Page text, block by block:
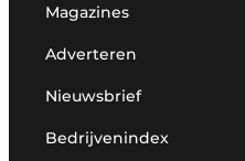
Magazines
Adverteren
Nieuwsbrief
Bedrijvenindex